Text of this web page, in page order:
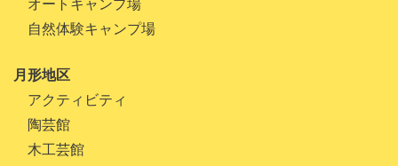
オートキャンプ場
自然体験キャンプ場
月形地区
アクティビティ
陶芸館
木工芸館